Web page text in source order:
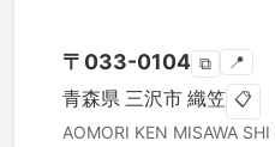
〒 033-0104 ⧉ 📍
青森県 三沢市 織笠 📋
AOMORI KEN MISAWA SHI